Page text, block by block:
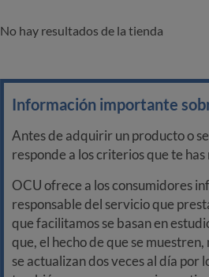
No hay resultados de la tienda
Información importante
Antes de adquirir un producto o
responde a los criterios que te
OCU ofrece a los consumidores
responsable del servicio que
que facilitamos se basan en
que, el hecho de que se
se actualizan dos veces al día por